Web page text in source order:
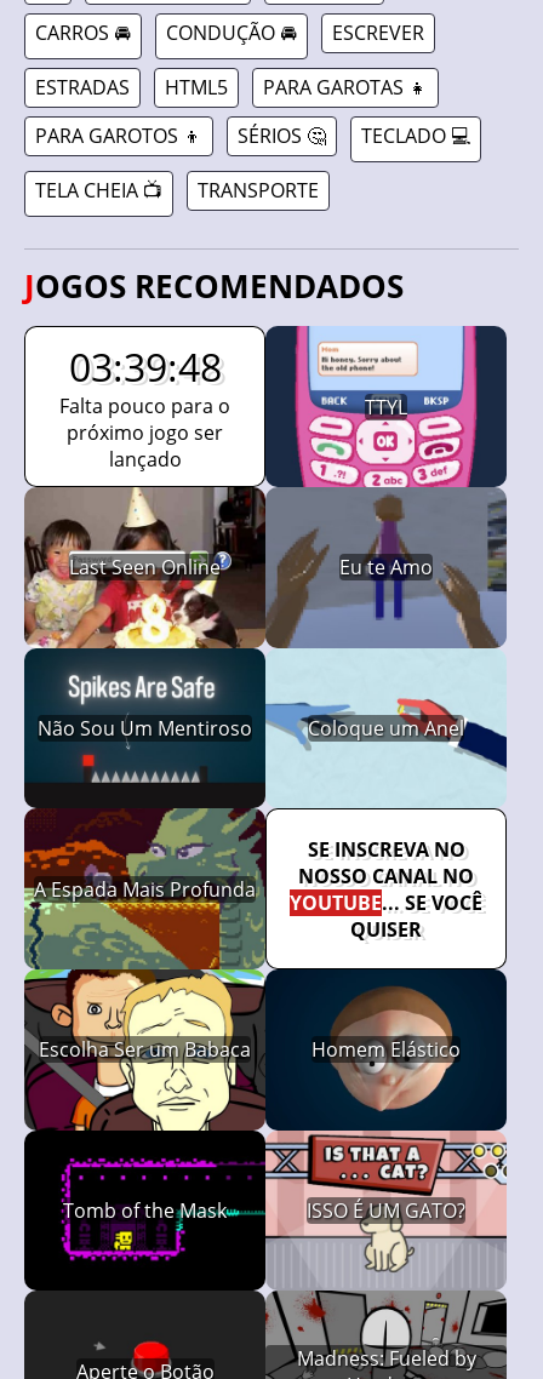
CARROS 🚘
CONDUÇÃO 🚘 ESCREVER
ESTRADAS HTML5
PARA GAROTAS 👧
PARA GAROTOS 👦
SÉRIOS 🤔 TECLADO 💻
TELA CHEIA 📺 TRANSPORTE
JOGOS RECOMENDADOS
03:39:47
Falta pouco para o
próximo jogo ser
lançado
TTYL
Last Seen Online Eu te Amo
Não Sou Um Mentiroso Coloque um Anel
A Espada Mais Profunda
SE INSCREVA NO
NOSSO CANAL NO
YOUTUBE... SE VOCÊ
QUISER
Escolha Ser um Babaca Homem Elástico
Tomb of the Mask ISSO É UM GATO?
Aperte o Botão
Madness: Fueled by